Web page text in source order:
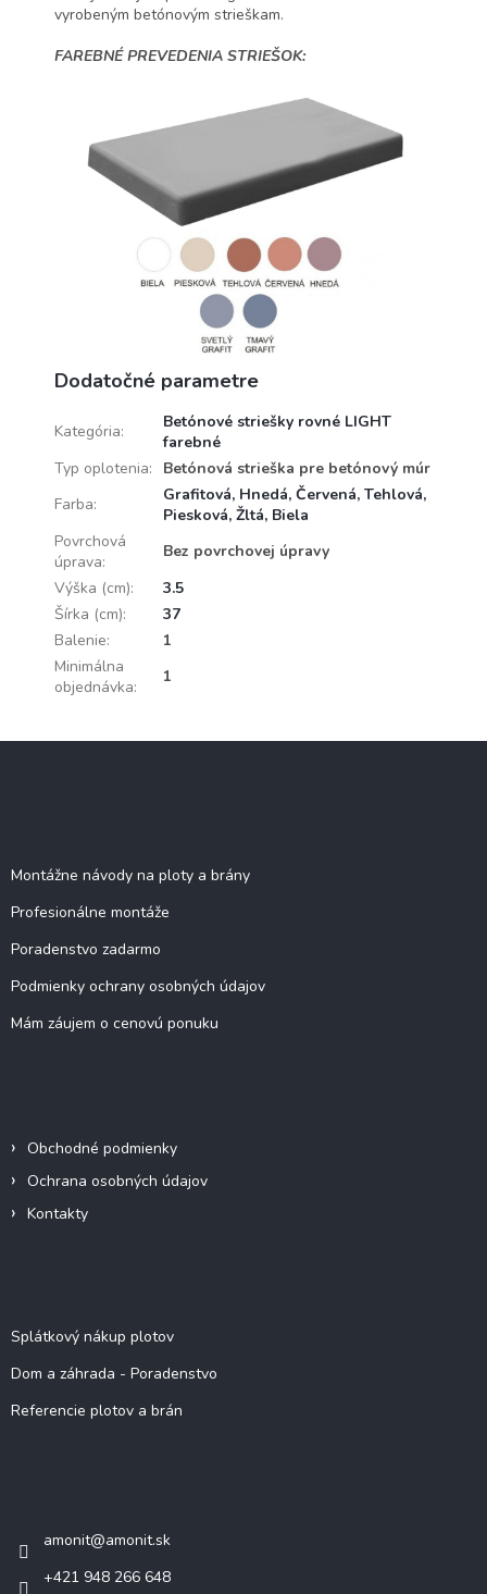
vyrobeným betónovým strieškam.
FAREBNÉ PREVEDENIA STRIEŠOK:
Dodatočné parametre
Kategória:
Betónové striešky rovné LIGHT
farebné
Typ oplotenia:
Betónová strieška pre betónový múr
Farba:
Grafitová, Hnedá, Červená, Tehlová,
Piesková, Žltá, Biela
Povrchová
úprava:
Bez povrchovej úpravy
Výška (cm):
3.5
Šírka (cm):
37
Balenie:
1
Minimálna
objednávka:
1
Montážne návody na ploty a brány
Profesionálne montáže
Poradenstvo zadarmo
Podmienky ochrany osobných údajov
Mám záujem o cenovú ponuku
Obchodné podmienky
Ochrana osobných údajov
Kontakty
Splátkový nákup plotov
Dom a záhrada - Poradenstvo
Referencie plotov a brán
amonit@amonit.sk
+421 948 266 648